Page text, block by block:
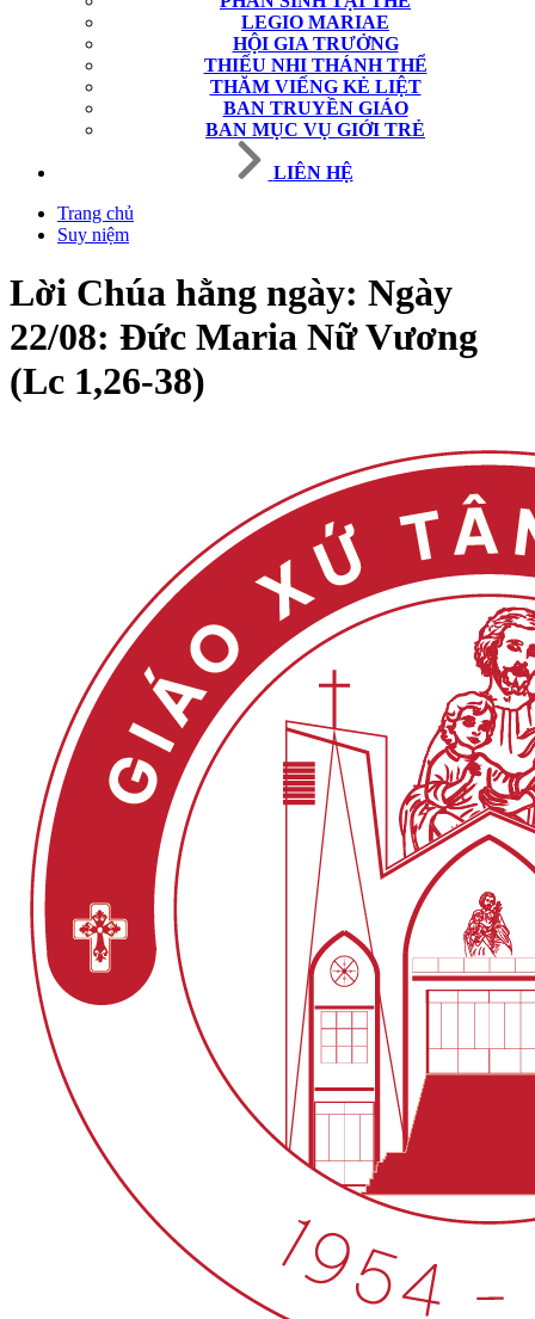
LEGIO MARIAE
HỘI GIA TRƯỞNG
THIẾU NHI THÁNH THỂ
THĂM VIẾNG KẺ LIỆT
BAN TRUYỀN GIÁO
BAN MỤC VỤ GIỚI TRẺ
LIÊN HỆ
Trang chủ
Suy niệm
Lời Chúa hằng ngày: Ngày
22/08: Đức Maria Nữ Vương
(Lc 1,26-38)